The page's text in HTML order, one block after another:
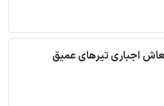
اجباری تیرهای عمیق